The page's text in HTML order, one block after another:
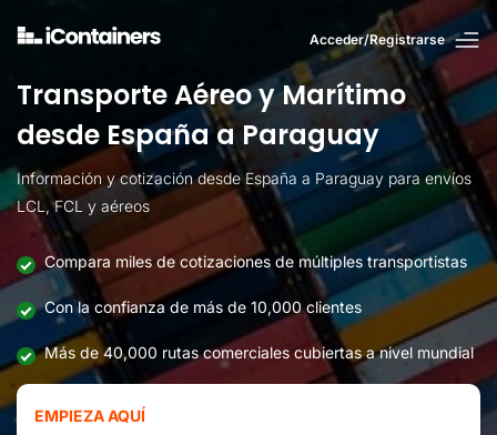
Acceder/Registrarse
Transporte Aéreo y Marítimo
desde España a Paraguay
Información y cotización desde España a Paraguay para envíos
LCL, FCL y aéreos
Compara miles de cotizaciones de múltiples transportistas
Con la confianza de más de 10,000 clientes
Más de 40,000 rutas comerciales cubiertas a nivel mundial
EMPIEZA AQUÍ